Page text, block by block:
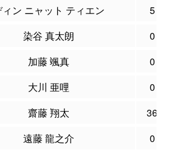
ィン ニャット ティエン
5
染谷 真太朗
0
加藤 颯真
0
大川 亜哩
0
齋藤 翔太
36
遠藤 龍之介
0